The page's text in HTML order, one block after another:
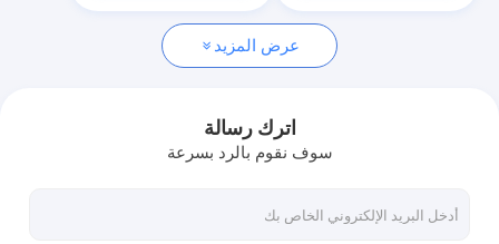
لوحات الغرف النظيفة
لوحة شطيرة
عرض المزيد
اترك رسالة
سوف نقوم بالرد بسرعة